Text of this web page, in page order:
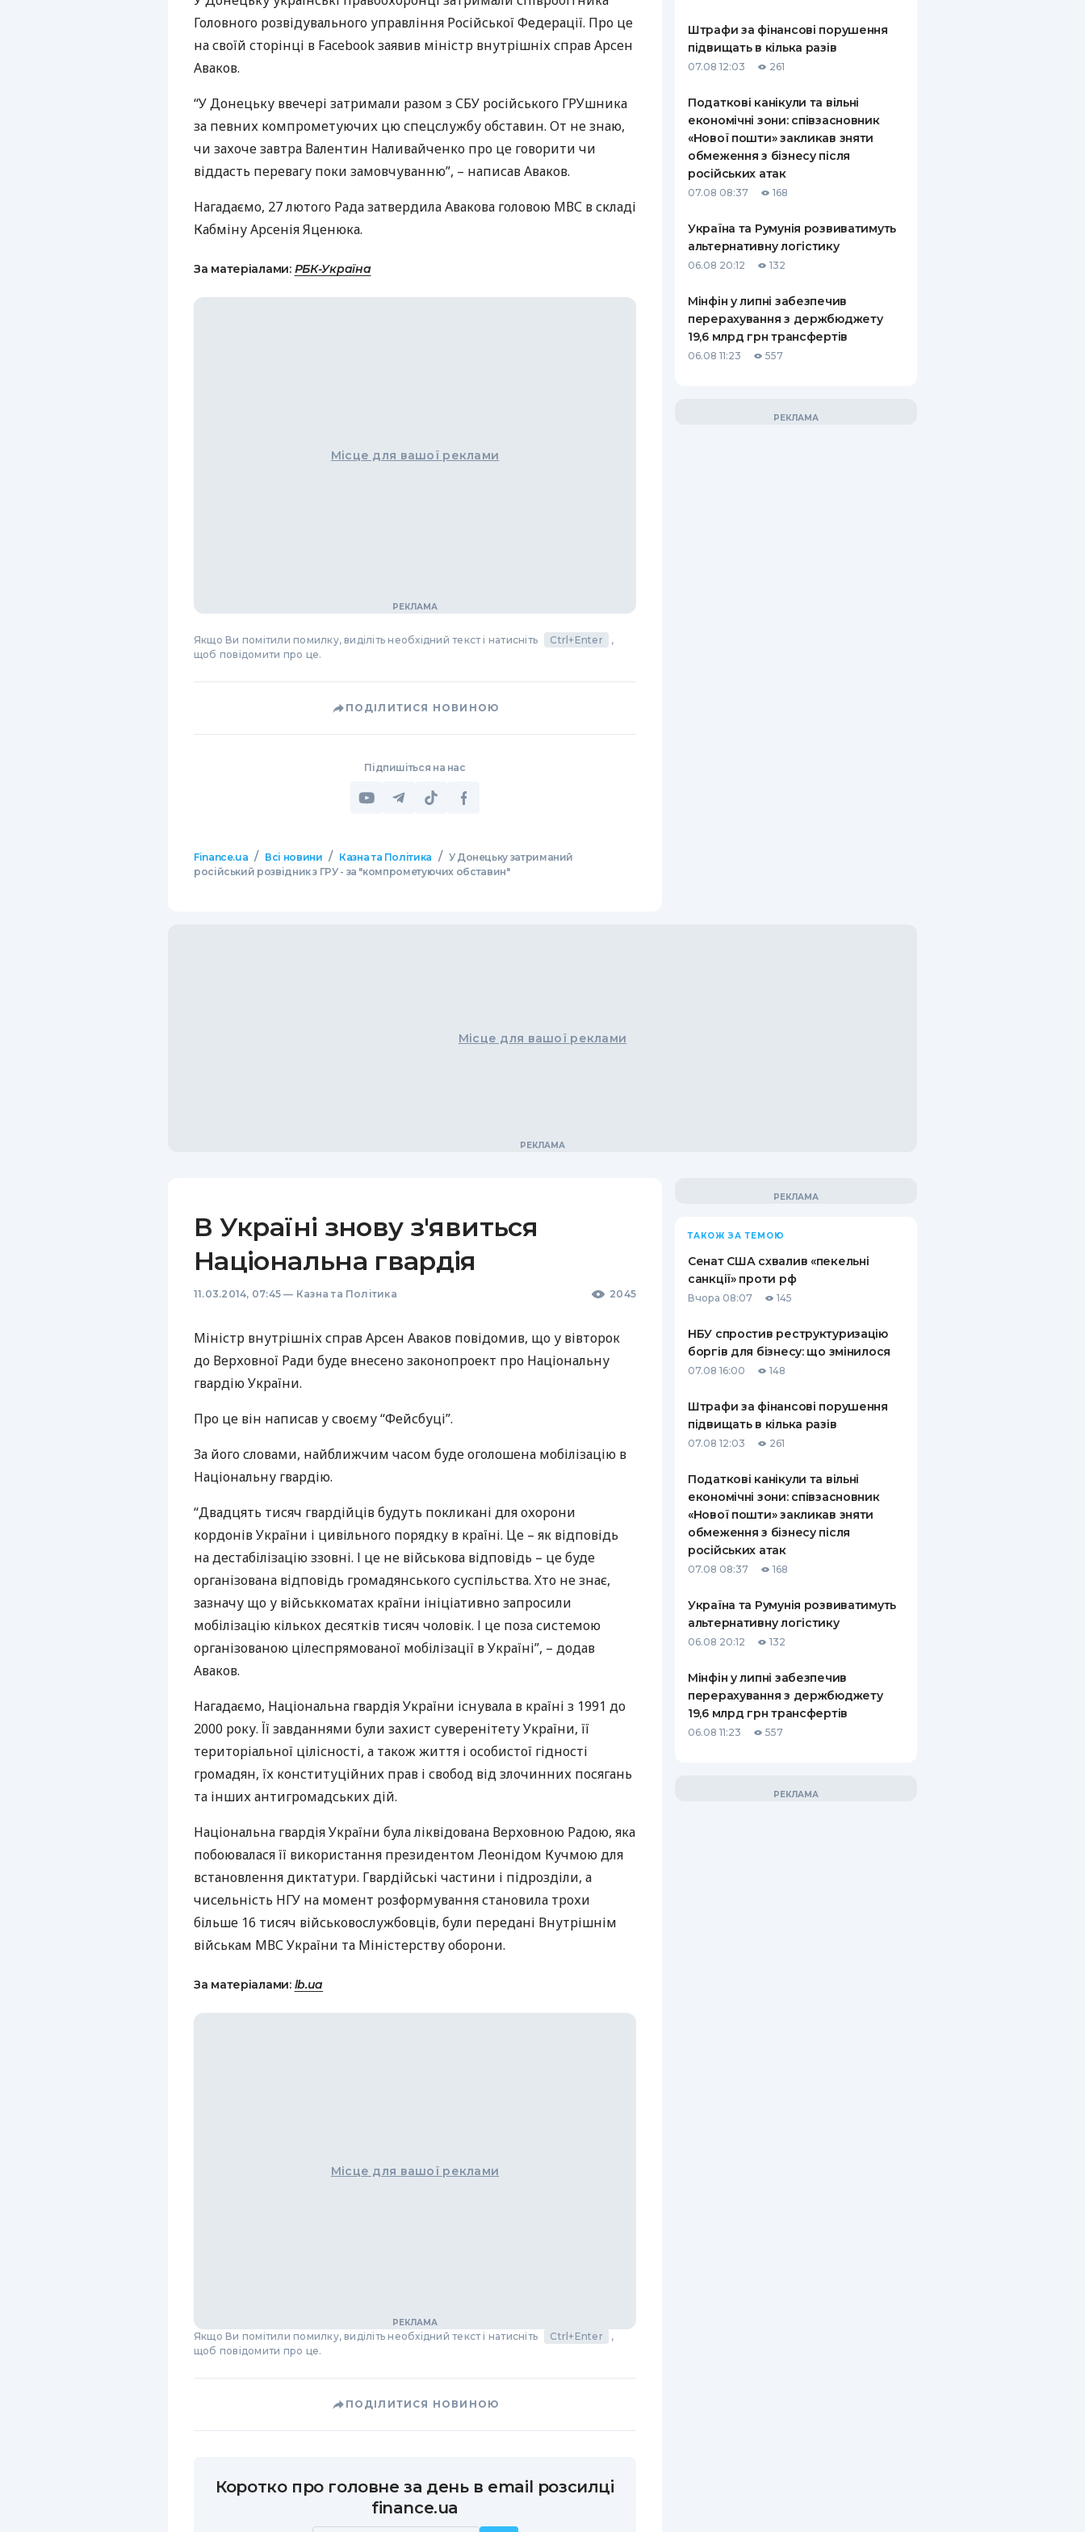
РЕЙТИНГ ДЕБЕТОВИХ
КАРТОК
ПУТІВНИКИ ПО
ПУТІВНИКИ ПО
СТРАХУВАННЮ
ВСІ СТРАХОВІ ПОЛІСИ
СТРАХОВІ КОМПАНІЇ
ВІДГУКИ ПРО СТРАХОВІ
КОМПАНІЇ
Головного розвідувального управління Російської Федерації. Про це
на своїй сторінці в Facebook заявив міністр внутрішніх справ Арсен
Аваков.
“У Донецьку ввечері затримали разом з СБУ російського ГРУшника
за певних компрометуючих цю спецслужбу обставин. От не знаю,
чи захоче завтра Валентин Наливайченко про це говорити чи
віддасть перевагу поки замовчуванню”, – написав Аваков.
Нагадаємо, 27 лютого Рада затвердила Авакова головою МВС в складі
Кабміну Арсенія Яценюка.
За матеріалами: РБК-Україна
Місце для вашої реклами
Якщо Ви помітили помилку, виділіть необхідний текст і натисніть Ctrl+Enter
,
щоб повідомити про це.
ПОДІЛИТИСЯ НОВИНОЮ
Підпишіться на нас
Finance.ua / Всі новини / Казна та Політика / У Донецьку затриманий
російський розвідник з ГРУ - за "компрометуючих обставин"
Штрафи за фінансові порушення
підвищать в кілька разів
07.08 12:03 261
Податкові канікули та вільні
економічні зони: співзасновник
«Нової пошти» закликав зняти
обмеження з бізнесу після
російських атак
07.08 08:37 168
Україна та Румунія розвиватимуть
альтернативну логістику
06.08 20:12 132
Мінфін у липні забезпечив
перерахування з держбюджету
19,6 млрд грн трансфертів
06.08 11:23 557
Місце для вашої реклами
В Україні знову з'явиться
Національна гвардія
11.03.2014, 07:45 — Казна та Політика 2045
Міністр внутрішніх справ Арсен Аваков повідомив, що у вівторок
до Верховної Ради буде внесено законопроект про Національну
гвардію України.
Про це він написав у своєму “Фейсбуці”.
За його словами, найближчим часом буде оголошена мобілізацію в
Національну гвардію.
“Двадцять тисяч гвардійців будуть покликані для охорони
кордонів України і цивільного порядку в країні. Це – як відповідь
на дестабілізацію ззовні. І це не військова відповідь – це буде
організована відповідь громадянського суспільства. Хто не знає,
зазначу що у військкоматах країни ініціативно запросили
мобілізацію кількох десятків тисяч чоловік. І це поза системою
організованою цілеспрямованої мобілізації в Україні”, – додав
Аваков.
Нагадаємо, Національна гвардія України існувала в країні з 1991 до
2000 року. Її завданнями були захист суверенітету України, її
територіальної цілісності, а також життя і особистої гідності
громадян, їх конституційних прав і свобод від злочинних посягань
та інших антигромадських дій.
Національна гвардія України була ліквідована Верховною Радою, яка
побоювалася її використання президентом Леонідом Кучмою для
встановлення диктатури. Гвардійські частини і підрозділи, а
чисельність НГУ на момент розформування становила трохи
більше 16 тисяч військовослужбовців, були передані Внутрішнім
військам МВСУкраїни та Міністерству оборони.
За матеріалами: lb.ua
Місце для вашої реклами
Якщо Ви помітили помилку, виділіть необхідний текст і натисніть Ctrl+Enter
,
щоб повідомити про це.
ПОДІЛИТИСЯ НОВИНОЮ
Коротко про головне за день в email розсилці
finance.ua
ТАКОЖ ЗА ТЕМОЮ
Сенат США схвалив «пекельні
санкції» проти рф
Вчора 08:07 145
НБУ спростив реструктуризацію
боргів для бізнесу: що змінилося
07.08 16:00 148
Штрафи за фінансові порушення
підвищать в кілька разів
07.08 12:03 261
Податкові канікули та вільні
економічні зони: співзасновник
«Нової пошти» закликав зняти
обмеження з бізнесу після
російських атак
07.08 08:37 168
Україна та Румунія розвиватимуть
альтернативну логістику
06.08 20:12 132
Мінфін у липні забезпечив
перерахування з держбюджету
19,6 млрд грн трансфертів
06.08 11:23 557